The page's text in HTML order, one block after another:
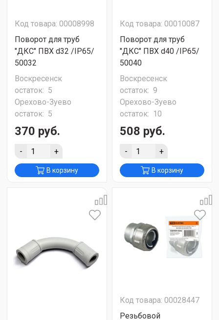
Код товара: 00008998
Поворот для труб
"ДКС" ПВХ d32 /IP65/
50032
Воскресенск
остаток: 5
Орехово-Зуево
остаток: 5
370 руб.
- +
В корзину
Код товара: 00010087
Поворот для труб
"ДКС" ПВХ d40 /IP65/
50040
Воскресенск
остаток: 9
Орехово-Зуево
остаток: 10
508 руб.
- +
В корзину
Код товара: 00028447
Резьбовой